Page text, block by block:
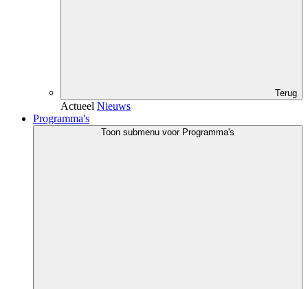
Terug
Actueel Nieuws
Programma's
Toon submenu voor Programma's